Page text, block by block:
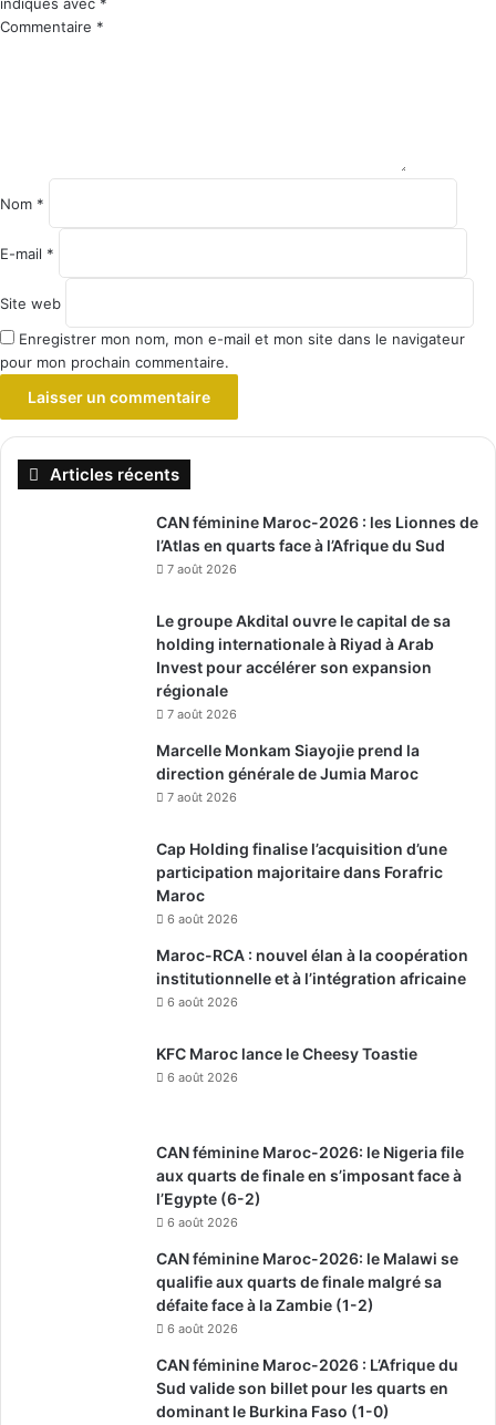
Commentaire *
Nom *
E-mail *
Site web
Enregistrer mon nom, mon e-mail et mon site dans le navigateur
pour mon prochain commentaire.
Articles récents
CAN féminine Maroc-2026 : les Lionnes de
l’Atlas en quarts face à l’Afrique du Sud
7 août 2026
Le groupe Akdital ouvre le capital de sa
holding internationale à Riyad à Arab
Invest pour accélérer son expansion
régionale
7 août 2026
Marcelle Monkam Siayojie prend la
direction générale de Jumia Maroc
7 août 2026
Cap Holding finalise l’acquisition d’une
participation majoritaire dans Forafric
Maroc
6 août 2026
Maroc-RCA : nouvel élan à la coopération
institutionnelle et à l’intégration africaine
6 août 2026
KFC Maroc lance le Cheesy Toastie
6 août 2026
CAN féminine Maroc-2026: le Nigeria file
aux quarts de finale en s’imposant face à
l’Egypte (6-2)
6 août 2026
CAN féminine Maroc-2026: le Malawi se
qualifie aux quarts de finale malgré sa
défaite face à la Zambie (1-2)
6 août 2026
CAN féminine Maroc-2026 : L’Afrique du
Sud valide son billet pour les quarts en
dominant le Burkina Faso (1-0)